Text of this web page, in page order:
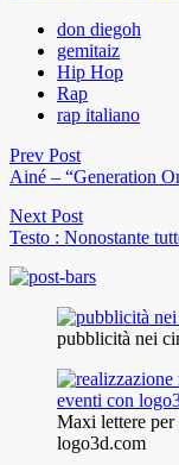
don diegoh
gemitaiz
Hip Hop
Rap
rap italiano
Prev Post
Ainé – “Generation
Next Post
Testo : Nonostante
pubblicità nei
Maxi lettere per
logo3d.com